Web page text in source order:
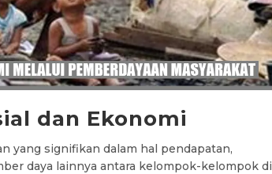
dan Ekonomi
yang signifikan dalam hal pendapatan,
daya lainnya antara kelompok-kelompok di